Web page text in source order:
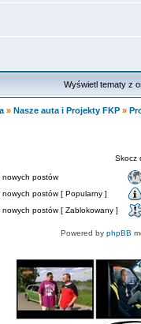
Wyświetl tematy z
» Nasze auta i Projekty FKP »
Skocz
nowych postów
nowych postów [ Popularny ]
nowych postów [ Zablokowany ]
Powered by phpBB